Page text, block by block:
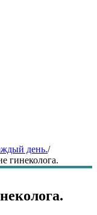
день./
гинеколога.